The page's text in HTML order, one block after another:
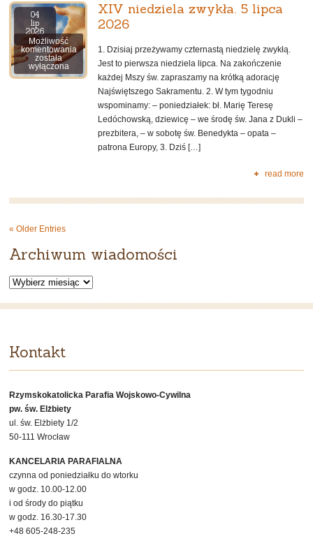
04
lip
2026
Możliwość
komentowaniaXIV
niedziela
zwykła.
5
została
wyłączona
XIV niedziela zwykła. 5 lipca
2026
1. Dzisiaj przeżywamy czternastą niedzielę zwykłą.
Jest to pierwsza niedziela lipca. Na zakończenie
każdej Mszy św. zapraszamy na krótką adorację
Najświętszego Sakramentu. 2. W tym tygodniu
wspominamy: – poniedziałek: bł. Marię Teresę
Ledóchowską, dziewicę – we środę św. Jana z Dukli –
prezbitera, – w sobotę św. Benedykta – opata –
patrona Europy, 3. Dziś […]
read more
« Older Entries
Archiwum wiadomości
Archiwum
wiadomości
Kontakt
Rzymskokatolicka Parafia Wojskowo-Cywilna
pw. św. Elżbiety
ul. św. Elżbiety 1/2
50-111 Wrocław
KANCELARIA PARAFIALNA
czynna od poniedziałku do wtorku
w godz. 10.00-12.00
i od środy do piątku
w godz. 16.30-17.30
+48 605-248-235